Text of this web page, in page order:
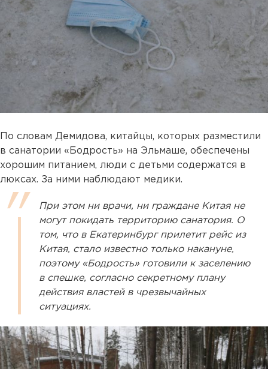
По словам Демидова, китайцы, которых разместили
в санатории «Бодрость» на Эльмаше, обеспечены
хорошим питанием, люди с детьми содержатся в
люксах. За ними наблюдают медики.
При этом ни врачи, ни граждане Китая не
могут покидать территорию санатория. О
том, что в Екатеринбург прилетит рейс из
Китая, стало известно только накануне,
поэтому «Бодрость» готовили к заселению
в спешке, согласно секретному плану
действия властей в чрезвычайных
ситуациях.